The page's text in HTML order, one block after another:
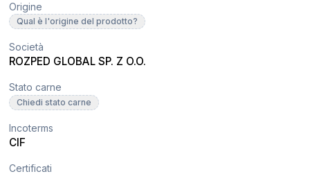
Origine
Qual è l'origine del prodotto?
Società
ROZPED GLOBAL SP. Z O.O.
Stato carne
Chiedi stato carne
Incoterms
CIF
Certificati